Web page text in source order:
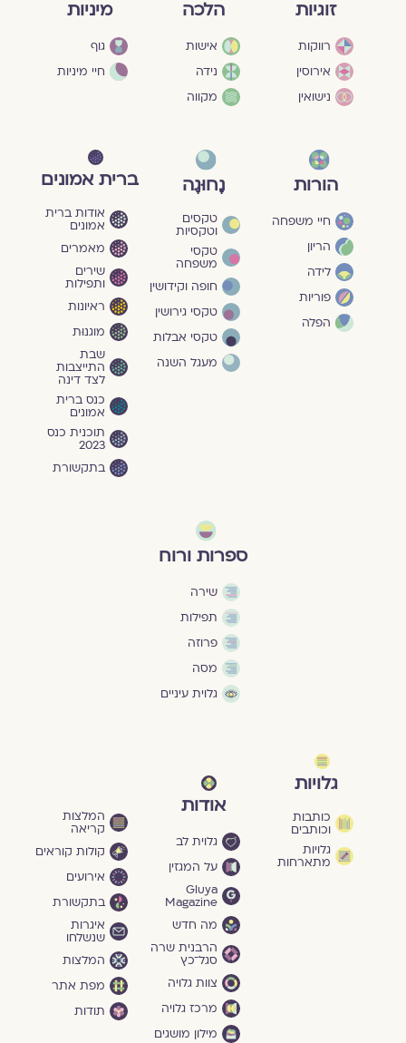
זוגיות
רווקות
אירוסין
נישואין
הלכה
אישות
נידה
מקווה
מיניות
גוף
חיי מיניות
הורות
חיי משפחה
הריון
לידה
פוריות
הפלה
נָחוּגָה
טקסים
וטקסיות
טקסי
משפחה
חופה וקידושין
טקסי גירושין
טקסי אבלות
מעגל השנה
ברית אמונים
אודות ברית
אמונים
מאמרים
שירים
ותפילות
ראיונות
מוגנוּת
שבת
התייצבות
לצד דינה
כנס ברית
אמונים
תוכנית כנס
2023
בתקשורת
ספרות ורוח
שירה
תפילות
פרוזה
מסה
גלוית עיניים
גלויות
כותבות
וכותבים
גלויות
מתארחות
אודות
גלוית לב
על המגזין
Gluya
Magazine
מה חדש
הרבנית שרה
סגל־כץ
צוות גלויה
מרכז גלויה
מילון מושגים
המלצות
קריאה
קולות קוראים
אירועים
בתקשורת
איגרות
שנשלחו
המלצות
מפת אתר
תודות